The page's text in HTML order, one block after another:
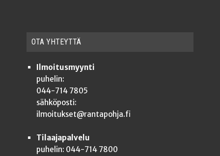
OTA YHTEYT­TÄ
Ilmoitusmyynti
puhelin:
044-714 7805
sähköposti:
ilmoitukset@rantapohja.fi
Tilaajapalvelu
puhelin: 044-714 7800